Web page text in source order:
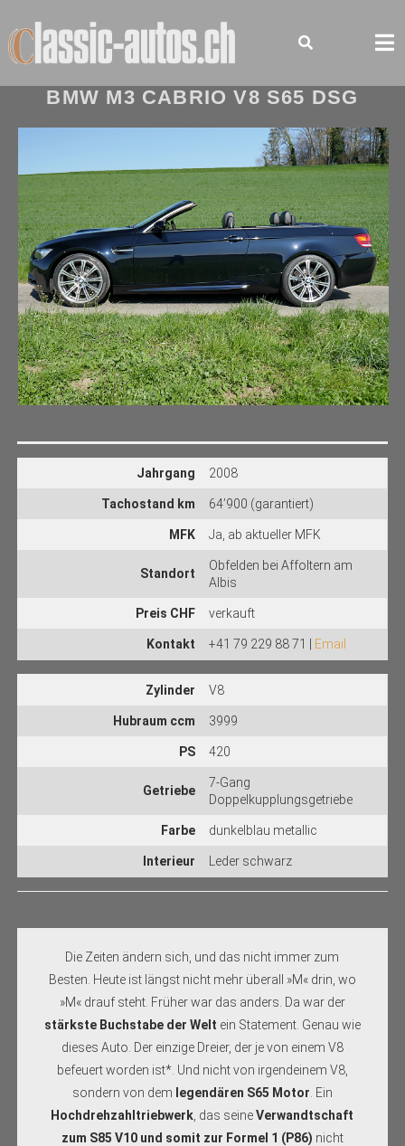
content
BMW M3 CABRIO V8 S65 DSG
Jahrgang 2008
Tachostand km 64’900 (garantiert)
MFK Ja, ab aktueller MFK
Standort
Obfelden bei Affoltern am
Albis
Preis CHF verkauft
Kontakt +41 79 229 88 71 | Email
Zylinder V8
Hubraum ccm 3999
PS 420
Getriebe
7-Gang
Doppelkupplungsgetriebe
Farbe dunkelblau metallic
Interieur Leder schwarz
Die Zeiten ändern sich, und das nicht immer zum
Besten. Heute ist längst nicht mehr überall »M« drin, wo
»M« drauf steht. Früher war das anders. Da war der
stärkste Buchstabe der Welt ein Statement. Genau wie
dieses Auto. Der einzige Dreier, der je von einem V8
befeuert worden ist*. Und nicht von irgendeinem V8,
sondern von dem legendären S65 Motor . Ein
Hochdrehzahltriebwerk , das seineVerwandtschaft
zum S85 V10 und somit zur Formel 1 (P86) nicht